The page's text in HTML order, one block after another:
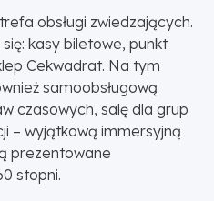
obsługi zwiedzających.
kasy biletowe, punkt
Cekwadrat. Na tym
samoobsługową
czasowych, salę dla grup
– wyjątkową immersyjną
prezentowane
stopni.